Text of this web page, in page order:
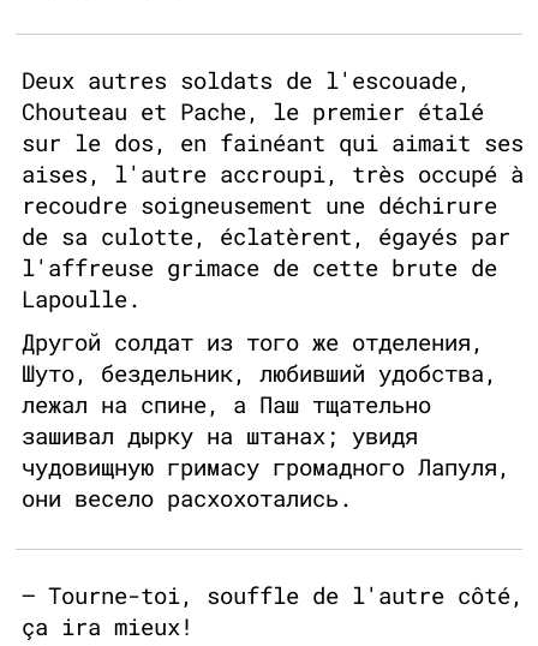
Deux autres soldats de l'escouade,
Chouteau et Pache, le premier étalé
sur le dos, en fainéant qui aimait ses
aises, l'autre accroupi, très occupé à
recoudre soigneusement une déchirure
de sa culotte, éclatèrent, égayés par
l'affreuse grimace de cette brute de
Lapoulle.
Другой солдат из того же отделения,
Шуто, бездельник, любивший удобства,
лежал на спине, а Паш тщательно
зашивал дырку на штанах; увидя
чудовищную гримасу громадного Лапуля,
они весело расхохотались.
— Tourne-toi, souffle de l'autre côté,
ça ira mieux!